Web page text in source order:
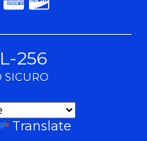
256
SICURO
Translate